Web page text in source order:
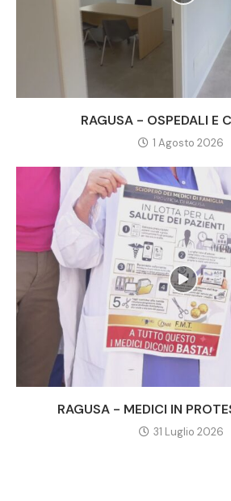
RAGUSA - OSPEDALI E
1 Agosto 2026
RAGUSA - MEDICI IN
31 Luglio 2026